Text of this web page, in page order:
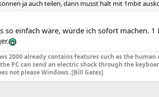
ja auch teilen, dann musst halt mit 1mbit
so einfach wäre, würde ich sofort machen.
2000 already contains features such as the
PC can send an electric shock through the
not please Windows. [Bill Gates]